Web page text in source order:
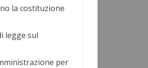
la costituzione
legge sul
per